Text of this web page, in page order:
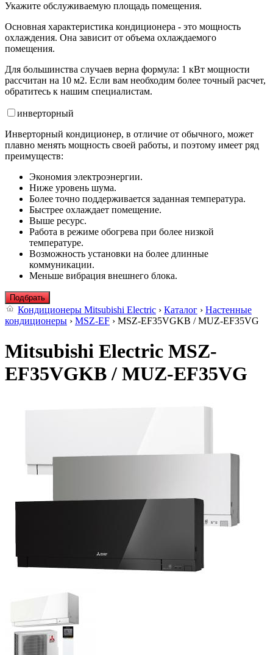
Укажите обслуживаемую площадь помещения.
Основная характеристика кондиционера - это мощность
охлаждения. Она зависит от объема охлаждаемого
помещения.
Для большинства случаев верна формула: 1 кВт мощности
рассчитан на 10 м2. Если вам необходим более точный расчет,
обратитесь к нашим специалистам.
инверторный
Инверторный кондиционер, в отличие от обычного, может
плавно менять мощность своей работы, и поэтому имеет ряд
преимуществ:
Экономия электроэнергии.
Ниже уровень шума.
Более точно поддерживается заданная температура.
Быстрее охлаждает помещение.
Выше ресурс.
Работа в режиме обогрева при более низкой
температуре.
Возможность установки на более длинные
коммуникации.
Меньше вибрация внешнего блока.
Подбрать
Кондиционеры Mitsubishi Electric › Каталог › Настенные
кондиционеры › MSZ-EF › MSZ-EF35VGKB / MUZ-EF35VG
Mitsubishi Electric MSZ-
EF35VGKB / MUZ-EF35VG